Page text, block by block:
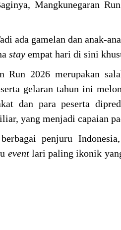
Mangkunegaran
ada gamelan dan anak-
stay empat hari di sini
Run 2026 merupakan
gelaran tahun ini
dan para peserta
yang menjadi capaian
penjuru
event lari paling ikonik